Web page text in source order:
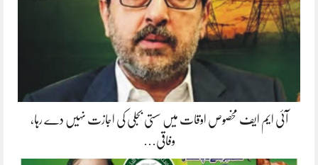
آئی ایم ایف مخصوص اوقات میں سستی بجلی کی اجازت نہیں دے رہا،
وفاقی…